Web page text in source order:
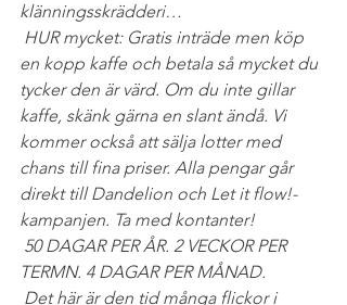
klänningsskrädderi…
en kopp kaffe och betala så mycket du
tycker den är värd. Om du inte gillar
kaffe, skänk gärna en slant ändå. Vi
kommer också att sälja lotter med
chans till fina priser. Alla pengar går
direkt till Dandelion och Let it flow!-
kampanjen. Ta med kontanter!
TERMN. 4 DAGAR PER MÅNAD.